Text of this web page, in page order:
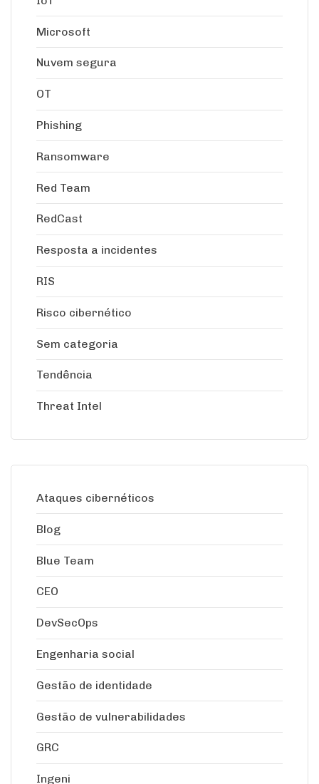
Microsoft
Nuvem segura
OT
Phishing
Ransomware
Red Team
RedCast
Resposta a incidentes
RIS
Risco cibernético
Sem categoria
Tendência
Threat Intel
Ataques cibernéticos
Blog
Blue Team
CEO
DevSecOps
Engenharia social
Gestão de identidade
Gestão de vulnerabilidades
GRC
Ingeni